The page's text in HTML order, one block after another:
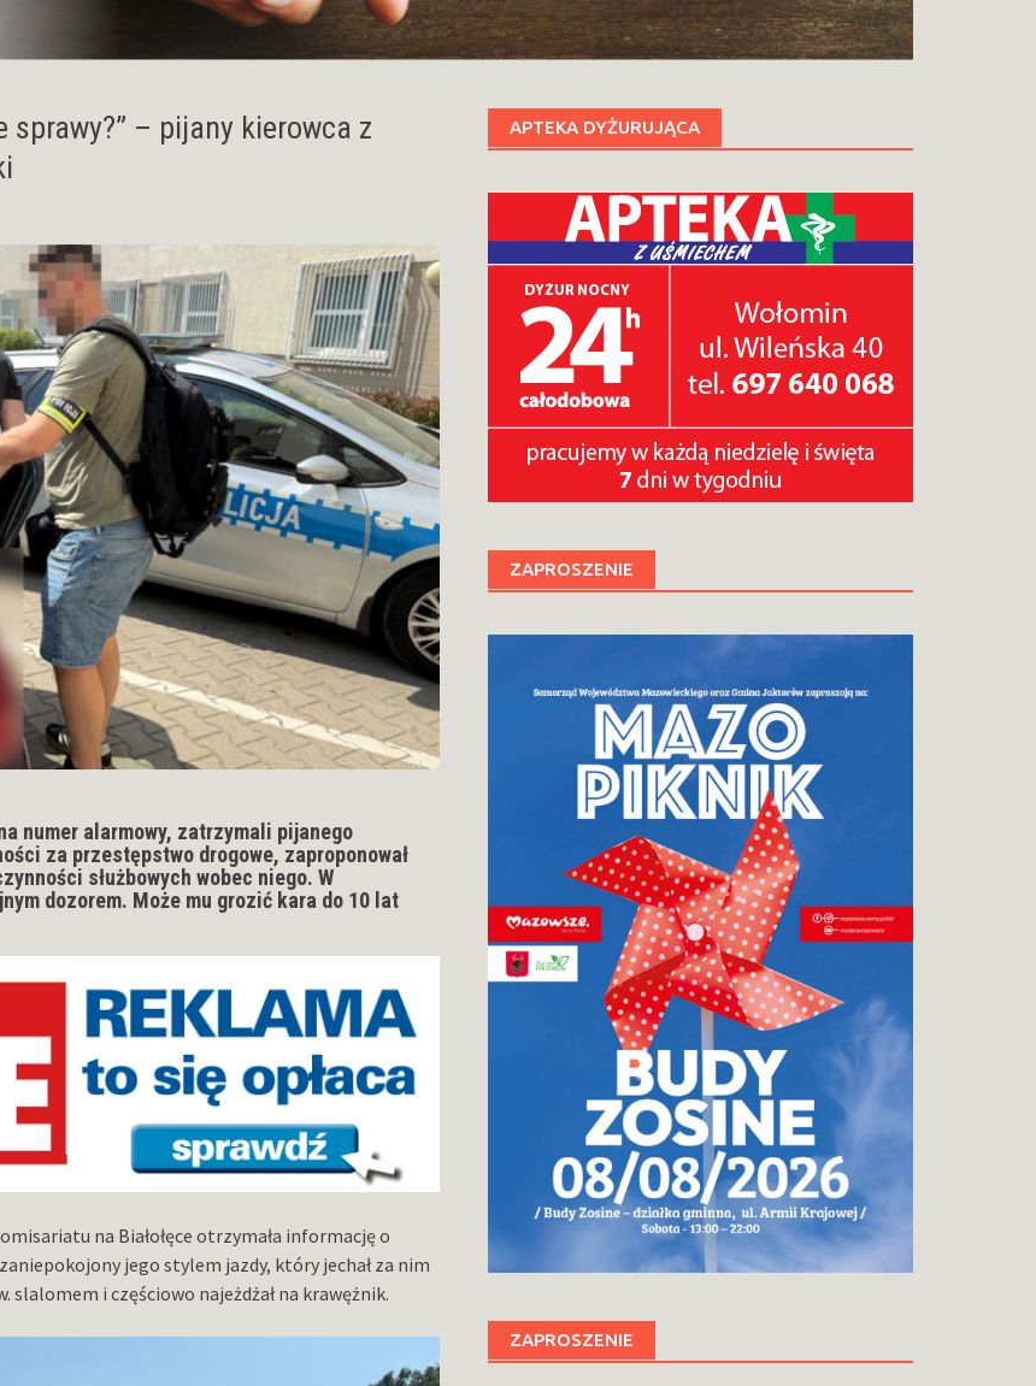
sprawy?” – pijany kierowca z
numer alarmowy, zatrzymali pijanego
za przestępstwo drogowe, zaproponował
służbowych wobec niego. W
dozorem. Może mu grozić kara do 10 lat
na Białołęce otrzymała informację o
jego stylem jazdy, który jechał za nim
slalomem i częściowo najeżdżał na krawężnik.
APTEKA DYŻURUJĄCA
ZAPROSZENIE
ZAPROSZENIE